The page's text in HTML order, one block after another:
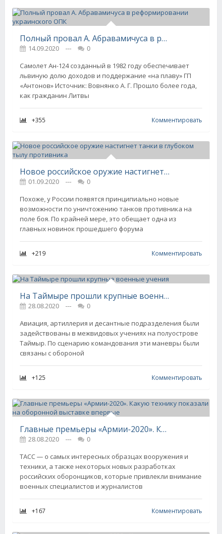
Полный провал А. Абравамичуса в реформировании украинского ОПК
14.09.2020 ---
0
Самолет Ан-124 созданный в 1982 году обеспечивает
львиную долю доходов и поддержание «на плаву» ГП
«Антонов» Источник: Вовнянко А. Г. Прошло более года,
как гражданин Литвы
+355 Комментировать
Новое российское оружие настигнет танки в глубоком тылу противника
01.09.2020 ---
0
Похоже, у России появятся принципиально новые
возможности по уничтожению танков противника на
поле боя. По крайней мере, это обещает одна из
главных новинок прошедшего форума
+219 Комментировать
На Таймыре прошли крупные военные учения
28.08.2020 ---
0
Авиация, артиллерия и десантные подразделения были
задействованы в межвидовых учениях на полуострове
Таймыр. По сценарию командования эти маневры были
связаны с обороной
+125 Комментировать
Главные премьеры «Армии-2020». Какую технику показали на оборонной выставке впервые
28.08.2020 ---
0
ТАСС — о самых интересных образцах вооружения и
техники, а также некоторых новых разработках
российских оборонщиков, которые привлекли внимание
военных специалистов и журналистов
+167 Комментировать